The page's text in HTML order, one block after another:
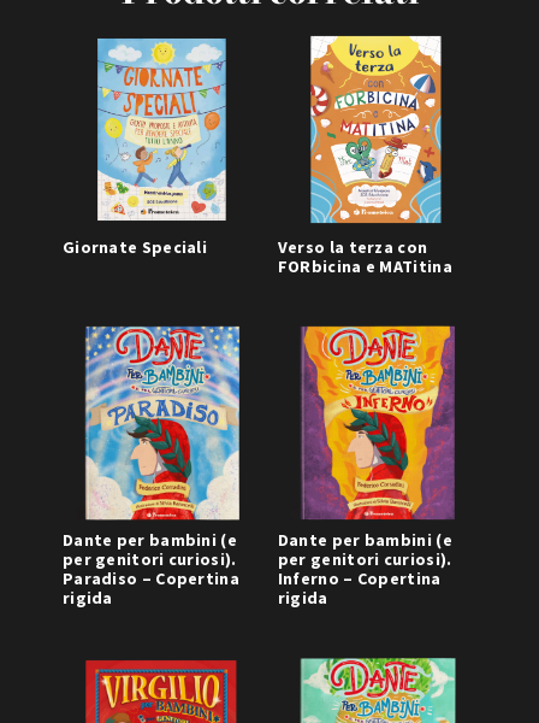
Giornate Speciali
Verso la terza con
FORbicina e MATitina
Dante per bambini (e
per genitori curiosi).
Paradiso – Copertina
rigida
Dante per bambini (e
per genitori curiosi).
Inferno – Copertina
rigida